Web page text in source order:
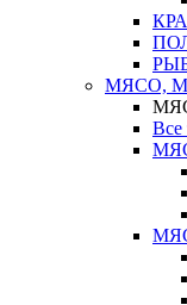
МЯСО,
Все